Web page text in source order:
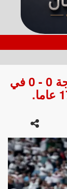
السنغال و كرواتيا يتعادلان بنتيجة 0 - 0 في